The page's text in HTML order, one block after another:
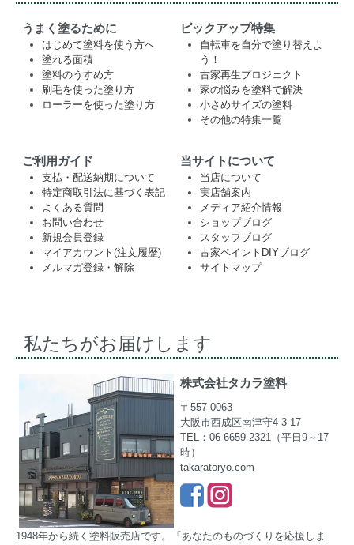
うまく塗るために
はじめて塗料を使う方へ
塗れる面積
塗料のうすめ方
刷毛を使った塗り方
ローラーを使った塗り方
ピックアップ特集
自転車を自分で塗り替えよ
う！
古家再生プロジェクト
家の悩みを塗料で解決
小さめサイズの塗料
その他の特集一覧
ご利用ガイド
支払・配送納期について
特定商取引法に基づく表記
よくある質問
お問い合わせ
新規会員登録
マイアカウント(注文履歴)
メルマガ登録・解除
当サイトについて
当店について
実店舗案内
メディア紹介情報
ショップブログ
スタッフブログ
古家ペイントDIYブログ
サイトマップ
私たちがお届けします
株式会社タカラ塗料
〒557-0063
大阪市西成区南津守4-3-17
TEL：06-6659-2321（平日9～17
時）
takaratoryo.com
1948年から続く塗料販売店です。「あなたのものづくりを応援しま